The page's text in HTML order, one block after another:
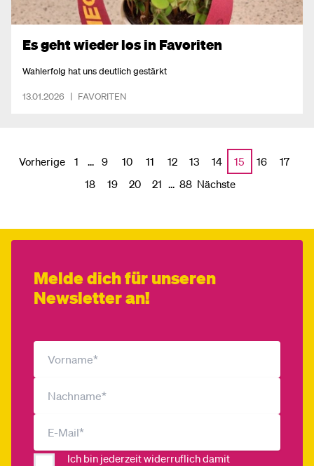
Es geht wieder los in Favoriten
Wahlerfolg hat uns deutlich gestärkt
13.01.2026 | FAVORITEN
Vorherige 1 ... 9 10 11 12 13 14 15 16
17
18
19 20 21 ... 88 Nächste
Melde dich für unseren
Newsletter an!
Ich bin jederzeit widerruflich damit